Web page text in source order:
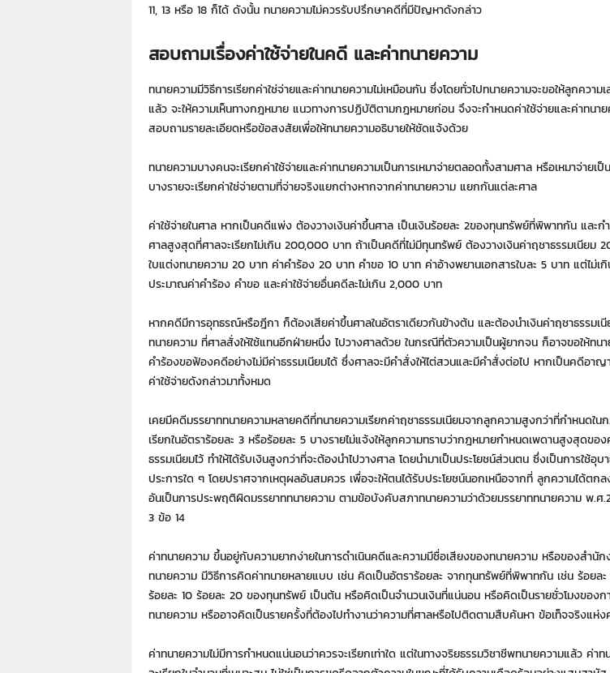
11, 13 หรือ 18 ก็ได้ ดังนั้น ทนายความไม่ควรรับปรึกษาคดีที่มีปัญหาดังกล่าว
สอบถามเรื่องค่าใช้จ่ายในคดี และค่าทนายความ
ทนายความมีวิธีการเรียกค่าใช่จ่ายและค่าทนายความไม่เหมือนกัน ซึ่งโดยทั่วไปทนายความจะขอให้ลูกความเ
แล้ว จะให้ความเห็นทางกฎหมาย แนวทางการปฏิบัติตามกฎหมายก่อน จึงจะกำหนดค่าใช้จ่ายและค่าทนา
สอบถามรายละเอียดหรือข้อสงสัยเพื่อให้ทนายความอธิบายให้ชัดแจ้งด้วย
ทนายความบางคนจะเรียกค่าใช้จ่ายและค่าทนายความเป็นการเหมาจ่ายตลอดทั้งสามศาล หรือเหมาจ่ายเป็
บางรายจะเรียกค่าใช่จ่ายตามที่จ่ายจริงแยกต่างหากจากค่าทนายความ แยกกันแต่ละศาล
ค่าใช้จ่ายในศาล หากเป็นคดีแพ่ง ต้องวางเงินค่าขึ้นศาล เป็นเงินร้อยละ 2ของทุนทรัพย์ที่พิพาทกัน และก
ศาลสูงสุดที่ศาลจะเรียกไม่เกิน 200,000 บาท ถ้าเป็นคดีที่ไม่มีทุนทรัพย์ ต้องวางเงินค่าฤชาธรรมเนียม
ใบแต่งทนายความ 20 บาท ค่าคำร้อง 20 บาท คำขอ 10 บาท ค่าอ้างพยานเอกสารใบละ 5 บาท แต่ไม่เ
ประมาณค่าคำร้อง คำขอ และค่าใช้จ่ายอื่นคดีละไม่เกิน 2,000 บาท
หากคดีมีการอุทธรณ์หรือฎีกา ก็ต้องเสียค่าขึ้นศาลในอัตราเดียวกันข้างต้น และต้องนำเงินค่าฤชาธรรมเนี
ทนายความ ที่ศาลสั่งให้ใช้แทนอีกฝ่ายหนึ่ง ไปวางศาลด้วย ในกรณีที่ตัวความเป็นผู้ยากจน ก็อาจขอให้ทน
คำร้องขอฟ้องคดีอย่างไม่มีค่าธรรมเนียมได้ ซึ่งศาลจะมีคำสั่งให้ไต่สวนและมีคำสั่งต่อไป หากเป็นคดีอาญ
ค่าใช้จ่ายดังกล่าวมาทั้งหมด
เคยมีคดีมรรยาททนายความหลายคดีที่ทนายความเรียกค่าฤชาธรรมเนียมจากลูกความสูงกว่าที่กำหนดใน
เรียกในอัตราร้อยละ 3 หรือร้อยละ 5 บางรายไม่แจ้งให้ลูกความทราบว่ากฎหมายกำหนดเพดานสูงสุดขอ
ธรรมเนียมไว้ ทำให้ได้รับเงินสูงกว่าที่จะต้องนำไปวางศาล โดยนำมาเป็นประโยชน์ส่วนตน ซึ่งเป็นการใช้อุบ
ประการใด ๆ โดยปราศจากเหตุผลอันสมควร เพื่อจะให้ตนได้รับประโยชน์นอกเหนือจากที่ ลูกความได้ต
อันเป็นการประพฤติผิดมรรยาททนายความ ตามข้อบังคับสภาทนายความว่าด้วยมรรยาททนายความ พ.ศ
3 ข้อ 14
ค่าทนายความ ขึ้นอยู่กับความยากง่ายในการดำเนินคดีและความมีชื่อเสียงของทนายความ หรือของสำนัก
ทนายความ มีวิธีการคิดค่าทนายหลายแบบ เช่น คิดเป็นอัตราร้อยละ จากทุนทรัพย์ที่พิพาทกัน เช่น ร้อยละ
ร้อยละ 10 ร้อยละ 20 ของทุนทรัพย์ เป็นต้น หรือคิดเป็นจำนวนเงินที่แน่นอน หรือคิดเป็นรายชั่วโมงของก
ทนายความ หรืออาจคิดเป็นรายครั้งที่ต้องไปทำงานว่าความที่ศาลหรือไปติดตามสืบค้นหา ข้อเท็จจริงแห่
ค่าทนายความไม่มีการกำหนดแน่นอนว่าควรจะเรียกเท่าใด แต่ในทางจริยธรรมวิชาชีพทนายความแล้ว ค่าท